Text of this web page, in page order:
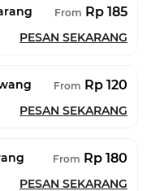
From Rp 185
PESAN SEKARANG
From Rp 120
PESAN SEKARANG
From Rp 180
PESAN SEKARANG